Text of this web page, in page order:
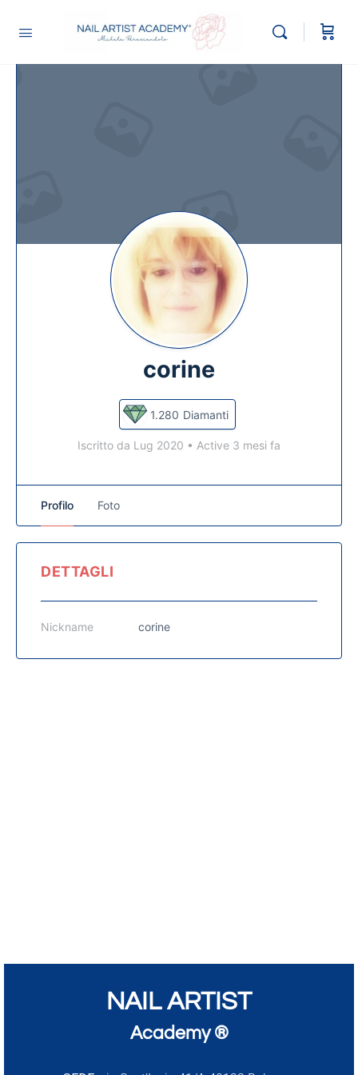
corine
1.280 Diamanti
Iscritto da Lug 2020 • Active 3 mesi fa
Profilo Foto
DETTAGLI
Nickname corine
NAIL ARTIST
Academy ®